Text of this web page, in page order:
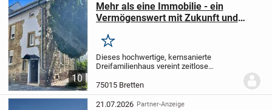
10
Mehr als eine Immobilie - ein
Vermögenswert mit Zukunft und
Merken
Dieses hochwertige, kernsanierte
Dreifamilienhaus vereint zeitlose
erstklassige Innenstadtlage zu einer
Kapitalanlage mit außergewöhnlichem
Zukunftspotenzial...
75015 Bretten
21.07.2026 Partner-Anzeige